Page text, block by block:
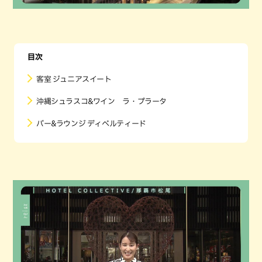
目次
客室 ジュニアスイート
沖縄シュラスコ&ワイン ラ・プラータ
バー&ラウンジ ディベルティード